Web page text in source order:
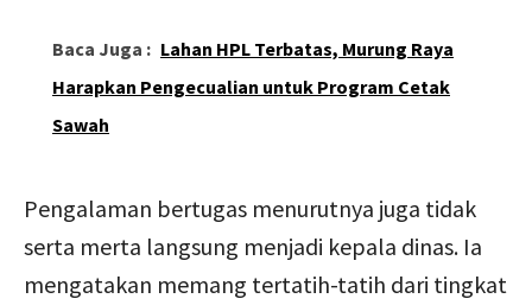
Baca Juga : Lahan HPL Terbatas, Murung Raya
Harapkan Pengecualian untuk Program Cetak
Sawah
Pengalaman bertugas menurutnya juga tidak
serta merta langsung menjadi kepala dinas. Ia
mengatakan memang tertatih-tatih dari tingkat